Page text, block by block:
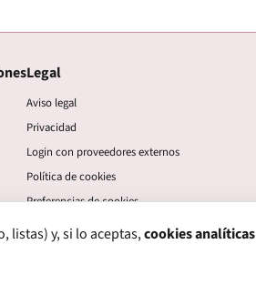
Legal
Aviso legal
Privacidad
Login con proveedores externos
Política de cookies
Preferencias de cookies
listas) y, si lo aceptas,cookies analíticas